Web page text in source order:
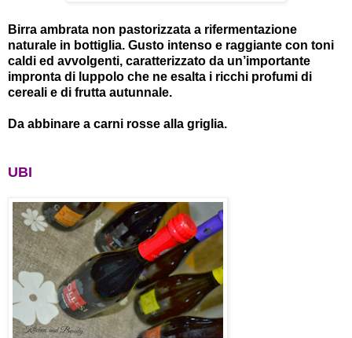
Birra ambrata non pastorizzata a rifermentazione
naturale in bottiglia. Gusto intenso e raggiante con toni
caldi ed avvolgenti, caratterizzato da un’importante
impronta di luppolo che ne esalta i ricchi profumi di
cereali e di frutta autunnale.
Da abbinare a carni rosse alla griglia.
UBI